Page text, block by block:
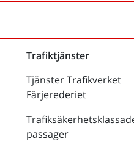
Trafiktjänster
Tjänster Trafikverket
Färjerederiet
passager